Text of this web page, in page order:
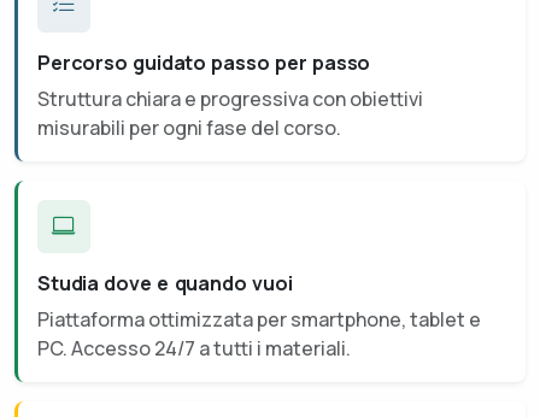
Percorso guidato passo per passo
Struttura chiara e progressiva con obiettivi
misurabili per ogni fase del corso.
Studia dove e quando vuoi
Piattaforma ottimizzata per smartphone, tablet e
PC. Accesso 24/7 a tutti i materiali.